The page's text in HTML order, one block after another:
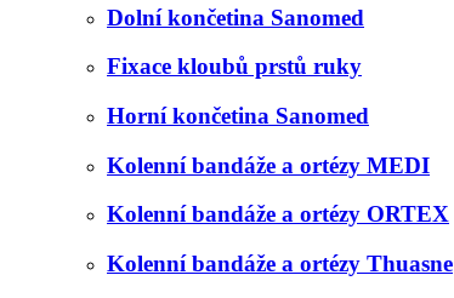
Dolní končetina Sanomed
Fixace kloubů prstů ruky
Horní končetina Sanomed
Kolenní bandáže a ortézy MEDI
Kolenní bandáže a ortézy ORTEX
Kolenní bandáže a ortézy Thuasne